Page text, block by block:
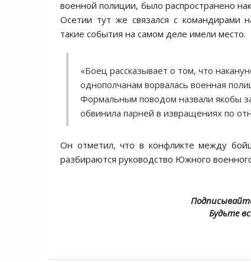
военной полиции, было распространено
Осетии тут же связался с командирами
такие события на самом деле имели место.
«Боец рассказывает о том, что
однополчанам ворвалась военная
Формальным поводом назвали якобы
обвинила парней в извращениях по
Он отметил, что в конфликте между
разбираются руководство Южного
Будьте